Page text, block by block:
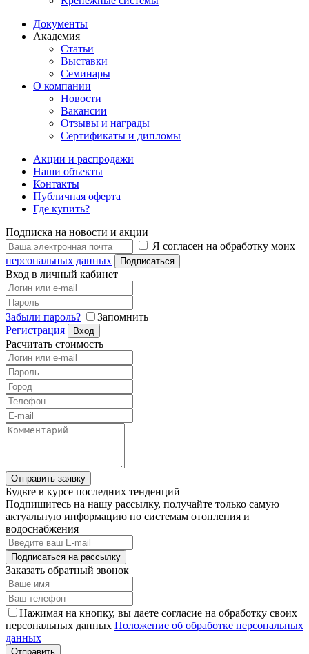
Документы
Академия
Статьи
Выставки
Семинары
О компании
Новости
Вакансии
Отзывы и награды
Сертификаты и дипломы
Акции и распродажи
Наши объекты
Контакты
Публичная оферта
Где купить?
Подписка на новости и акции
Я согласен на обработку моих
персональных данных
Подписаться
Вход в личный кабинет
Забыли пароль?
Запомнить
Регистрация
Вход
Расчитать стоимость
Отправить заявку
Будьте в курсе последних тенденций
Подпишитесь на нашу рассылку, получайте только самую
актуальную информацию по системам отопления и
водоснабжения
Подписаться на рассылку
Заказать обратный звонок
Нажимая на кнопку, вы даете согласие на обработку своих
персональных данных Положение об обработке персональных
данных